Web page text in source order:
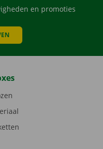
en promoties